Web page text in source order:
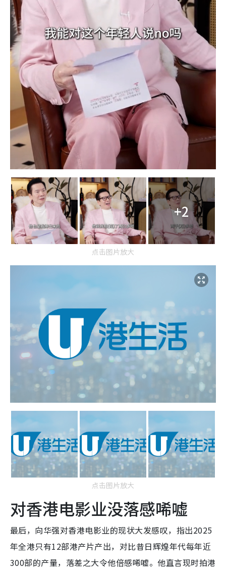
+2
点击图片放大
点击图片放大
对香港电影业没落感唏嘘
最后，向华强对香港电影业的现状大发感叹，指出2025
年全港只有12部港产片产出，对比昔日辉煌年代每年近
300部的产量，落差之大令他倍感唏嘘。他直言现时拍港